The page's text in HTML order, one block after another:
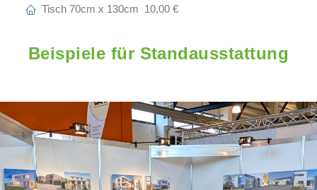
Tisch 70cm x 130cm 10,00 €
Beispiele für Standausstattung